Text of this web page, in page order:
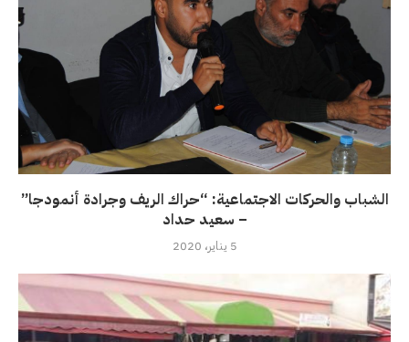
الشباب والحركات الاجتماعية: “حراك الريف وجرادة أنمودجا”
– سعيد حداد
5 يناير، 2020